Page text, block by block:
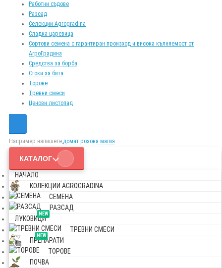
Работни съдове
Разсад
Селекции Agrogradina
Сладка царевица
Сортови семена с гарантиран произход и висока кълняемост от
АгроГрадина
Средства за борба
Стоки за бита
Торове
Тревни смеси
Ценови листопад
Например напишете,домат розова магия
КАТАЛОГ
НАЧАЛО
КОЛЕКЦИИ AGROGRADINA
СЕМЕНА
РАЗСАД
NEW
ЛУКОВИЦИ
ТРЕВНИ СМЕСИ
NEW
ПРЕПАРАТИ
ТОРОВЕ
ПОЧВА